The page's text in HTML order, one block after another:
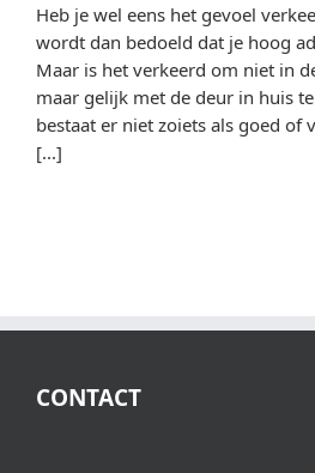
Heb je wel eens het gevoel
wordt dan bedoeld dat je hoog
Maar is het verkeerd om niet in
maar gelijk met de deur in huis
bestaat er niet zoiets als goed of
[...]
CONTACT